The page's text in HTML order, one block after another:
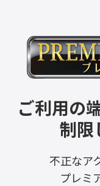
ご利用の
制限
不正なア
プレミ